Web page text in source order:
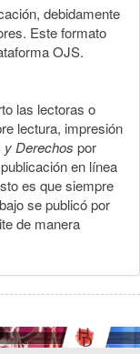
debidamente
Este formato
OJS.
las lectoras o
lectura, impresión
y Derechos por
en línea
es que siempre
se publicó por
de manera